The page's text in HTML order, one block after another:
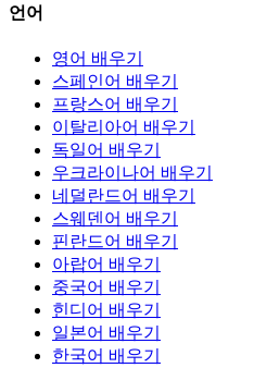
언어
영어 배우기
스페인어 배우기
프랑스어 배우기
이탈리아어 배우기
독일어 배우기
우크라이나어 배우기
네덜란드어 배우기
스웨덴어 배우기
핀란드어 배우기
아랍어 배우기
중국어 배우기
힌디어 배우기
일본어 배우기
한국어 배우기